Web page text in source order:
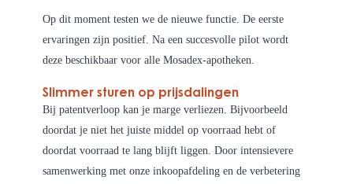
Op dit moment testen we de nieuwe functie. De eerste
ervaringen zijn positief. Na een succesvolle pilot wordt
deze beschikbaar voor alle Mosadex-apotheken.
Slimmer sturen op prijsdalingen
Bij patentverloop kan je marge verliezen. Bijvoorbeeld
doordat je niet het juiste middel op voorraad hebt of
doordat voorraad te lang blijft liggen. Door intensievere
samenwerking met onze inkoopafdeling en de verbetering